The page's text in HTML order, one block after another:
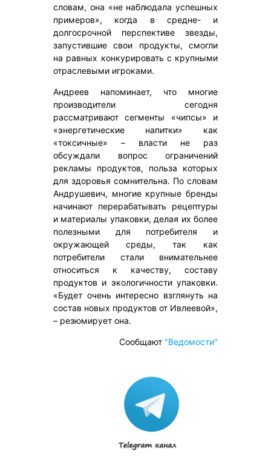
словам, она «не наблюдала успешных
примеров», когда в средне- и
долгосрочной перспективе звезды,
запустившие свои продукты, смогли
на равных конкурировать с крупными
отраслевыми игроками.
Андреев напоминает, что многие
производители сегодня
рассматривают сегменты «чипсы» и
«энергетические напитки» как
«токсичные» – власти не раз
обсуждали вопрос ограничений
рекламы продуктов, польза которых
для здоровья сомнительна. По словам
Андрушевич, многие крупные бренды
начинают перерабатывать рецептуры
и материалы упаковки, делая их более
полезными для потребителя и
окружающей среды, так как
потребители стали внимательнее
относиться к качеству, составу
продуктов и экологичности упаковки.
«Будет очень интересно взглянуть на
состав новых продуктов от Ивлеевой»,
– резюмирует она.
Сообщают "Ведомости"